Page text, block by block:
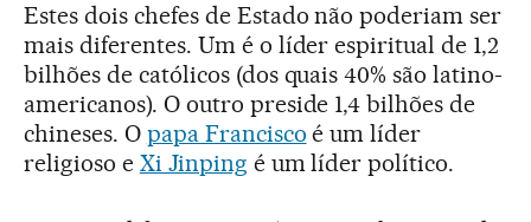
Estes dois chefes de Estado não poderiam ser
mais diferentes. Um é o líder espiritual de 1,2
bilhões de católicos (dos quais 40% são latino-
americanos). O outro preside 1,4 bilhões de
chineses. O papa Francisco é um líder
religioso e Xi Jinping é um líder político.